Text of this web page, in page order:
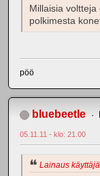
Millaisia
polkimesta
pöö
bluebeetle
05.11.11 - klo: 21.00
Lainaus